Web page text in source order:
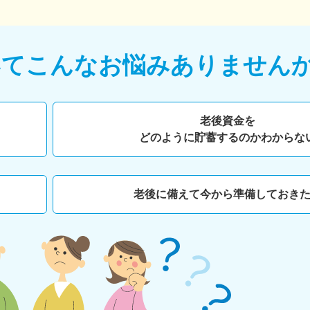
こんなお悩みありません
老後資金を
どのように貯蓄するのかわからな
老後に備えて今から準備しておき